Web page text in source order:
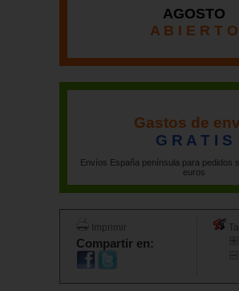
AGOSTO
A B I E R T O
Gastos de
G R A T I S
Envíos España península para pedidos
euros
Imprimir
Compartir en: